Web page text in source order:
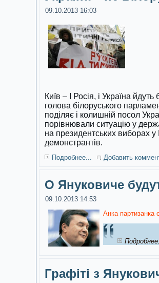
09.10.2013 16:03
Київ – І Росія, і Україна
голова білоруського
поділяє і колишній посол
порівнювали ситуацію у
на президентських виборах у
демонстрантів.
Подробнее... Добавить
О Януковиче
09.10.2013 14:53
Анка
Графіті з